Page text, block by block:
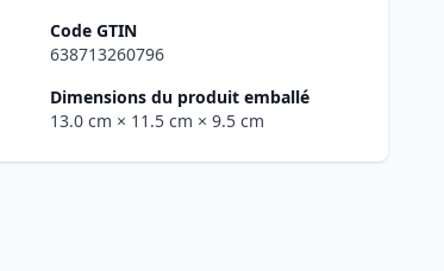
Code GTIN
638713260796
Dimensions du produit emballé
13.0 cm × 11.5 cm × 9.5 cm